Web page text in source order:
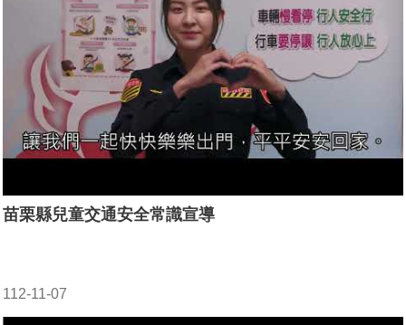
苗栗縣兒童交通安全常識宣導
112-11-07